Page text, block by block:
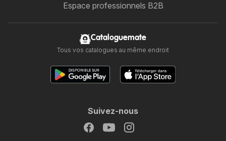
Espace professionnels B2B
Cataloguemate
Tous vos catalogues au même endroit
Suivez-nous